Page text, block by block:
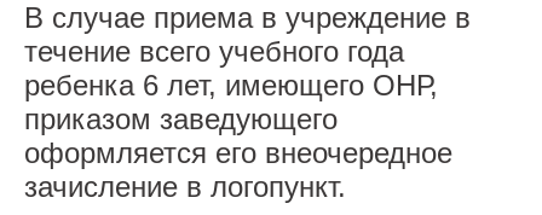
В случае приема в учреждение в
течение всего учебного года
ребенка 6 лет, имеющего ОНР,
приказом заведующего
оформляется его внеочередное
зачисление в логопункт.